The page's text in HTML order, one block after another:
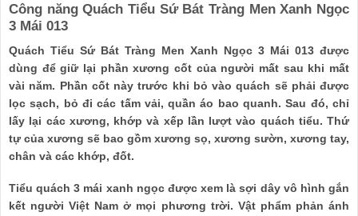
Công năng Quách Tiểu Sứ Bát Tràng Men Xanh Ngọc
3 Mái 013
Quách Tiểu Sứ Bát Tràng Men Xanh Ngọc 3 Mái 013 được
dùng để giữ lại phần xương cốt của người mất sau khi mất
vài năm. Phần cốt này trước khi bỏ vào quách sẽ phải được
lọc sạch, bỏ đi các tấm vải, quần áo bao quanh. Sau đó, chỉ
lấy lại các xương, khớp và xếp lần lượt vào quách tiểu. Thứ
tự của xương sẽ bao gồm xương sọ, xương sườn, xương tay,
chân và các khớp, đốt.
Tiểu quách 3 mái xanh ngọc được xem là sợi dây vô hình gắn
kết người Việt Nam ở mọi phương trời. Vật phẩm phản ánh